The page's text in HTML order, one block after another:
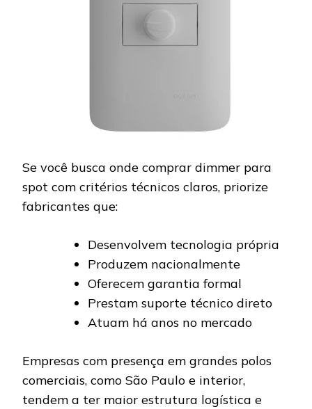
Se você busca onde comprar dimmer para
spot com critérios técnicos claros, priorize
fabricantes que:
Desenvolvem tecnologia própria
Produzem nacionalmente
Oferecem garantia formal
Prestam suporte técnico direto
Atuam há anos no mercado
Empresas com presença em grandes polos
comerciais, como São Paulo e interior,
tendem a ter maior estrutura logística e